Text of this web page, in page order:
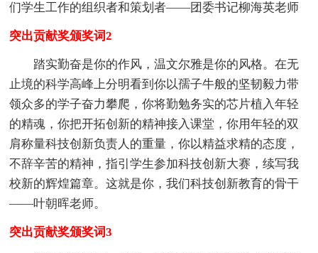
们学生工作的组织者和策划者——团委书记柳海英老师
突出贡献奖颁奖词2
踏实勤奋是你的作风，温文尔雅是你的风格。在无
止境的科学高峰上分明看到你以孺子牛般的坚韧毅力带
领众多的学子奋力攀爬，你将勤勉务实的芯片植入年轻
的精魂，你把开拓创新的精神接入课堂，你用年轻的双
肩称量科技创新负责人的重量，你以精益求精的态度，
不辞辛苦的精神，指引学生参加科技创新大赛，续写我
校新的辉煌篇章。这就是你，我们科技创新教育的骨干
——叶朝晖老师。
突出贡献奖颁奖词3